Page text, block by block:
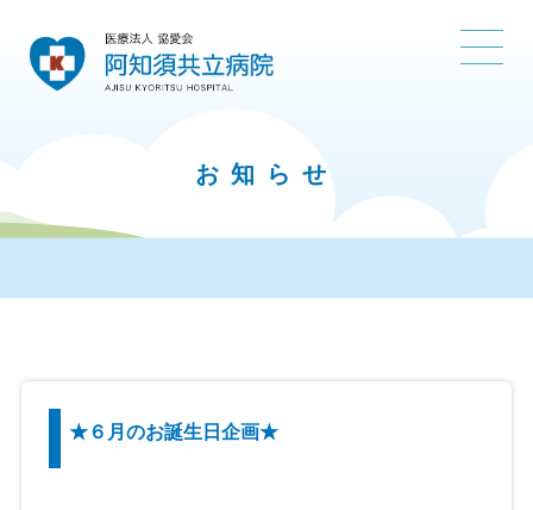
お知らせ
★６月のお誕生日企画★